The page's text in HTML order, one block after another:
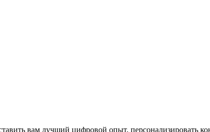
вам лучший цифровой опыт, персонализировать